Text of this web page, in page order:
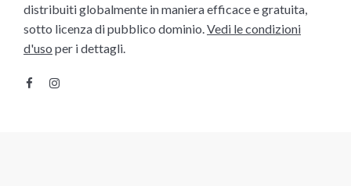
distribuiti globalmente in maniera efficace e gratuita,
sotto licenza di pubblico dominio.Vedi le condizioni
d'uso per i dettagli.